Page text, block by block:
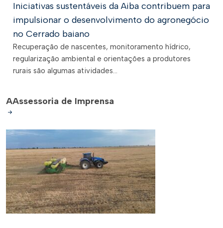
Iniciativas sustentáveis da Aiba contribuem para
impulsionar o desenvolvimento do agronegócio
no Cerrado baiano
Recuperação de nascentes, monitoramento hídrico,
regularização ambiental e orientações a produtores
rurais são algumas atividades...
AAssessoria de Imprensa